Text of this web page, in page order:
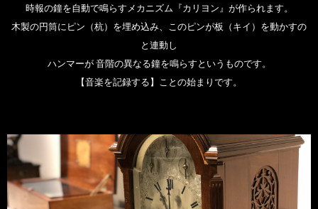
時報の鐘を自動で鳴らすメカニズム『カリヨン』が作られます。
木製の円筒にピン（杭）を埋め込み、このピンが板（キイ）を動かすの
と連動し
ハンマーが 音階の異なる鐘を鳴らすというものです。
【音楽を記録する】ことの始まりです。